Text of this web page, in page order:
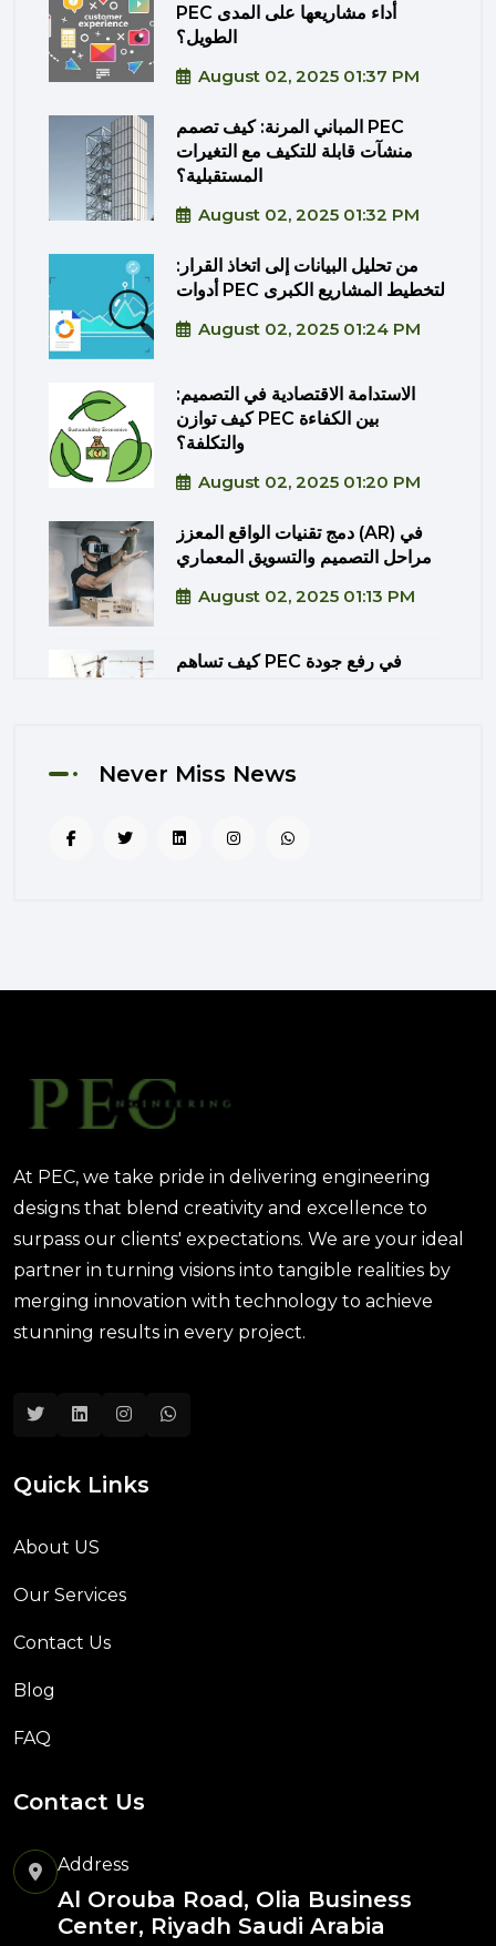
PEC أداء مشاريعها على المدى
الطويل؟
August 02, 2025 01:37 PM
المباني المرنة: كيف تصمم PEC
منشآت قابلة للتكيف مع التغيرات
المستقبلية؟
August 02, 2025 01:32 PM
من تحليل البيانات إلى اتخاذ القرار:
أدوات PEC لتخطيط المشاريع الكبرى
August 02, 2025 01:24 PM
الاستدامة الاقتصادية في التصميم:
كيف توازن PEC بين الكفاءة
والتكلفة؟
August 02, 2025 01:20 PM
دمج تقنيات الواقع المعزز (AR) في
مراحل التصميم والتسويق المعماري
August 02, 2025 01:13 PM
كيف تساهم PEC في رفع جودة
أكثر إنسانية
والتكاليف؟
Never Miss News
At PEC, we take pride in delivering engineering
designs that blend creativity and excellence to
surpass our clients' expectations. We are your ideal
partner in turning visions into tangible realities by
merging innovation with technology to achieve
stunning results in every project.
Quick Links
About US
Our Services
Contact Us
Blog
FAQ
Contact Us
Address
Al Orouba Road, Olia Business
Center, Riyadh Saudi Arabia